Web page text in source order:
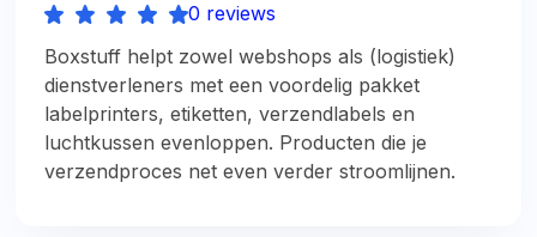
0 reviews
Boxstuff helpt zowel webshops als (logistiek)
dienstverleners met een voordelig pakket
labelprinters, etiketten, verzendlabels en
luchtkussen evenloppen. Producten die je
verzendproces net even verder stroomlijnen.